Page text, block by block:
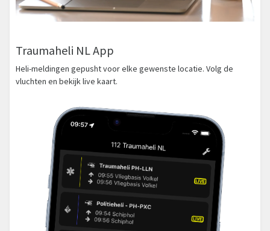
Traumaheli NL App
Heli-meldingen gepusht voor elke gewenste locatie. Volg de
vluchten en bekijk live kaart.